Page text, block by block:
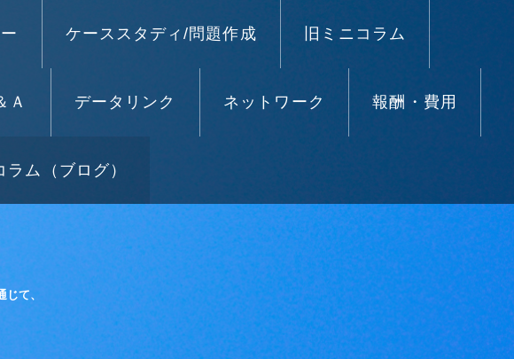
ケーススタディ/問題作成 旧ミニコラム
Ａ データリンク ネットワーク 報酬・費用
ラム（ブログ）
て、